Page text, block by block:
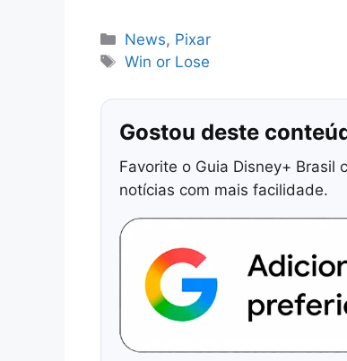
Categorias
News, Pixar
Tags
Win or Lose
Gostou deste
Favorite o Guia Disney+ Brasil
notícias com mais facilidade.